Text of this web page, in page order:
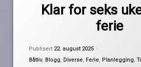
Klar for seks
ferie
Publisert 22. august 2025
Kategorier:
Båtliv, Blogg, Diverse, Ferie, Planlegging,
sletta